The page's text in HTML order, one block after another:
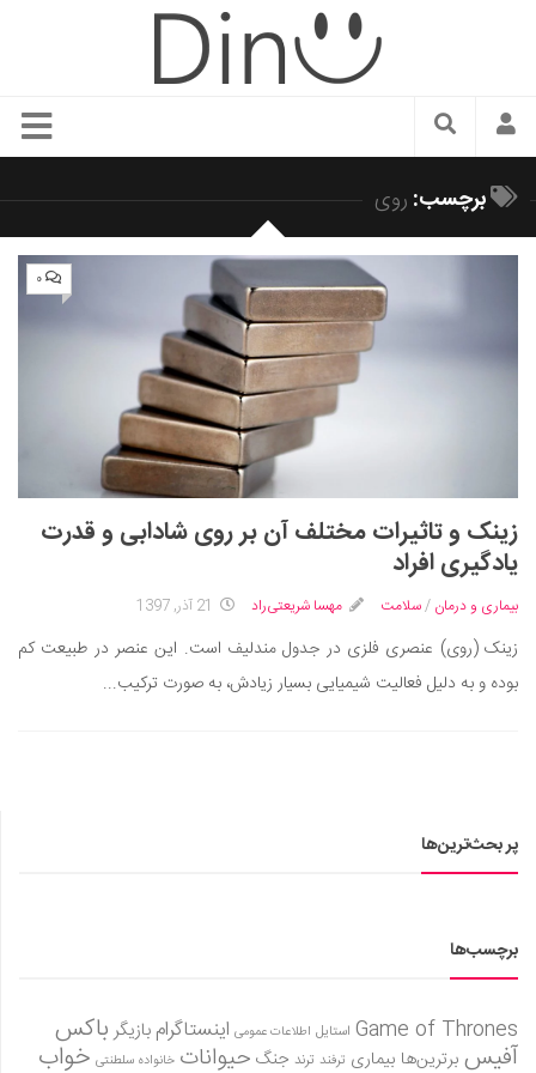
سبک زندگی
زیبایی و آرایش
شیک پوشی
دکوراسیون و چیدمان
رستوران گردی
سفر و گردشگری
ایران گردی
جهان گردی
موفقیت و مهارت‌های فردی
بیماری و درمان
کودک و مادر
روانشناسی
مراکز پزشکی و دارویی
فرهنگ و هنر
برچسب: روی
۰
زینک و تاثیرات مختلف آن بر روی شادابی و قدرت
یادگیری افراد
بیماری و درمان /سلامت مهسا شریعتی‌راد 21 آذر, 1397
زینک (روی) عنصری فلزی در جدول مندلیف است. این عنصر در طبیعت کم
بوده و به دلیل فعالیت شیمیایی بسیار زیادش، به صورت ترکیب...
پر بحث‌ترین‌ها
برچسب‌ها
Game of Thrones استایل اطلاعات عمومی اینستاگرام بازیگر باکس
آفیس برترین‌ها بیماری ترفند ترند جنگ حیوانات خانواده سلطنتی خواب